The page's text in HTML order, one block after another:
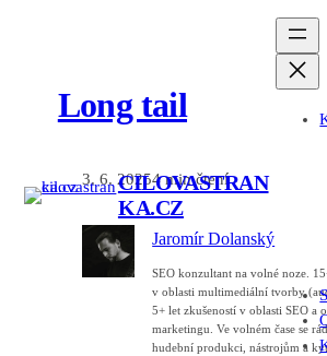
Přeskočit
CILOVASTRAN
KA.CZ
Long tail
3. 6. 20254 min čtení
Jaromír Dolanský
SEO konzultant na volné noze.
v oblasti multimediální tvorby
5+ let zkušeností v oblasti SEO a
marketingu. Ve volném čase se
hudební produkci, nástrojům a